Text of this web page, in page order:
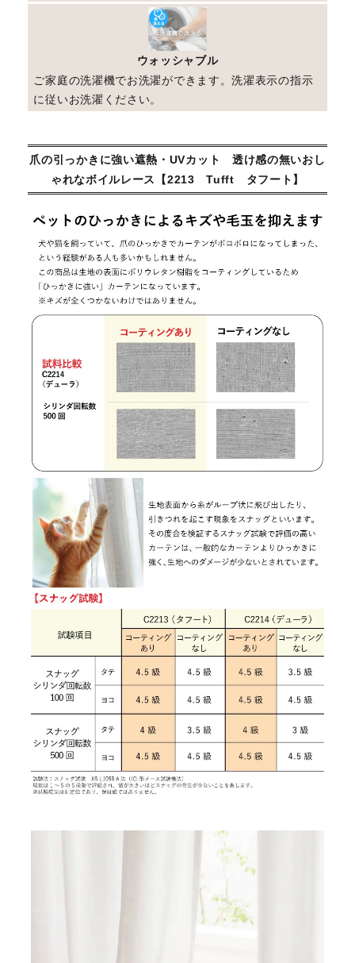
ウォッシャブル
ご家庭の洗濯機でお洗濯ができます。洗濯表示の指示
に従いお洗濯ください。
爪の引っかきに強い遮熱・UVカット 透け感の無いおし
ゃれなボイルレース【2213 Tufft タフート】